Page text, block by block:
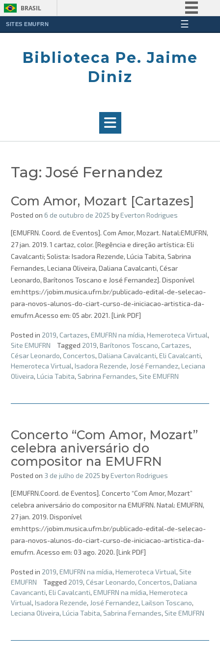
BRASIL
Participe
SITES EMUFRN ☰
Biblioteca Pe. Jaime
Diniz
Tag:José Fernandez
Com Amor, Mozart [Cartazes]
Posted on 6 de outubro de 2025 byEverton Rodrigues
[EMUFRN. Coord. de Eventos]. Com Amor, Mozart. Natal:EMUFRN,
27 jan. 2019. 1 cartaz, color. [Regência e direção artística: Eli
Cavalcanti; Solista: Isadora Rezende, Lúcia Tabita, Sabrina
Fernandes, Leciana Oliveira, Daliana Cavalcanti, César
Leonardo, Barítonos Toscano e José Fernandez]. Disponível
em:https://jobim.musica.ufrn.br/publicado-edital-de-selecao-
para-novos-alunos-do-ciart-curso-de-iniciacao-artistica-da-
emufrn.Acesso em: 05 abr. 2021. [Link PDF]
Posted in 2019, Cartazes, EMUFRN na mídia, Hemeroteca Virtual,
Site EMUFRN
Tagged 2019, Barítonos Toscano, Cartazes,
César Leonardo, Concertos, Daliana Cavalcanti, Eli Cavalcanti,
Hemeroteca Virtual, Isadora Rezende, José Fernandez, Leciana
Oliveira, Lúcia Tabita, Sabrina Fernandes, Site EMUFRN
Concerto “Com Amor, Mozart”
celebra aniversário do
compositor na EMUFRN
Posted on 3 de julho de 2025 byEverton Rodrigues
[EMUFRN.Coord. de Eventos]. Concerto “Com Amor, Mozart”
celebra aniversário do compositor na EMUFRN. Natal: EMUFRN,
27 jan. 2019. Disponível
em:https://jobim.musica.ufrn.br/publicado-edital-de-selecao-
para-novos-alunos-do-ciart-curso-de-iniciacao-artistica-da-
emufrn. Acesso em: 03 ago. 2020. [Link PDF]
Posted in 2019, EMUFRN na mídia, Hemeroteca Virtual, Site
EMUFRN
Tagged 2019, César Leonardo, Concertos, Daliana
Cavancanti, Eli Cavalcanti, EMUFRN na mídia, Hemeroteca
Virtual, Isadora Rezende, José Fernandez, Lailson Toscano,
Leciana Oliveira, Lúcia Tabita, Sabrina Fernandes, Site EMUFRN